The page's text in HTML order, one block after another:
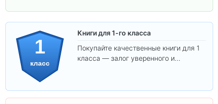
1
класс
Книги для 1-го класса
Покупайте качественные книги для 1
класса — залог уверенного и